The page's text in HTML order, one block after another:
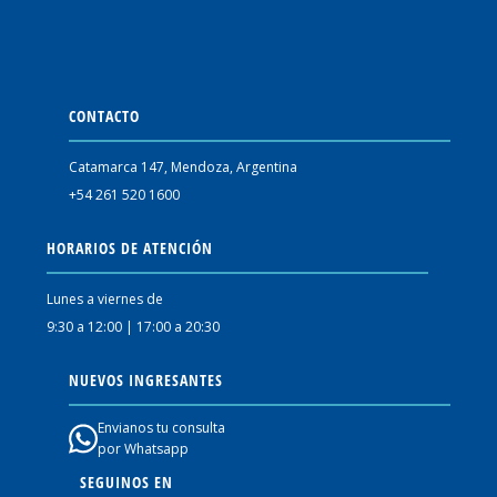
CONTACTO
Catamarca 147, Mendoza, Argentina
+54 261 520 1600
HORARIOS DE ATENCIÓN
Lunes a viernes de
9:30 a 12:00 | 17:00 a 20:30
NUEVOS INGRESANTES
Envianos tu consulta
por Whatsapp
SEGUINOS EN